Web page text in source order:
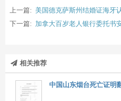
上一篇: 美国德克萨斯州结婚证海牙
下一篇: 加拿大百岁老人银行委托书
相关推荐
中国山东烟台死亡证明